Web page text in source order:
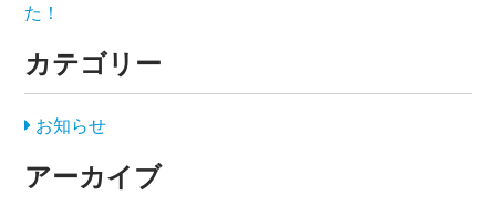
た！
カテゴリー
お知らせ
アーカイブ